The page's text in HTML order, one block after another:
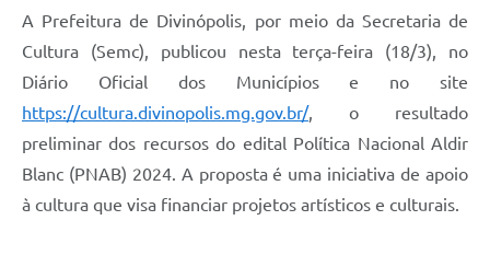
A Prefeitura de Divinópolis, por meio da Secretaria de
Cultura (Semc), publicou nesta terça-feira (18/3), no
Diário Oficial dos Municípios e no site
https://cultura.divinopolis.mg.gov.br/, o resultado
preliminar dos recursos do edital Política Nacional Aldir
Blanc (PNAB) 2024. A proposta é uma iniciativa de apoio
à cultura que visa financiar projetos artísticos e culturais.